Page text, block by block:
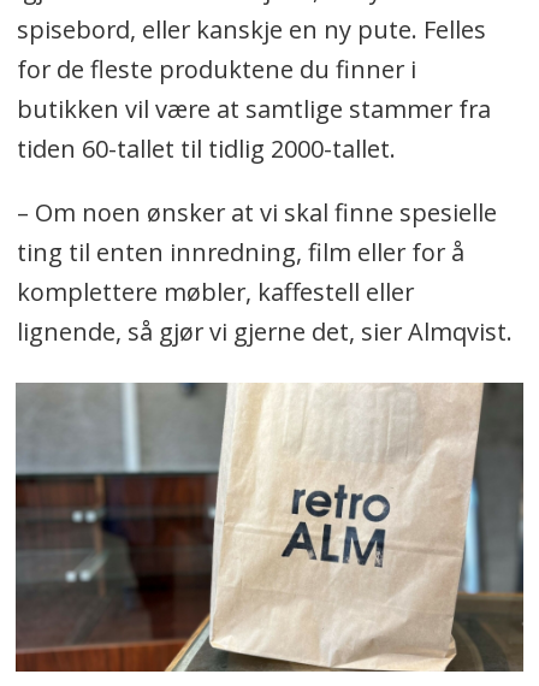
spisebord, eller kanskje en ny pute. Felles
for de fleste produktene du finner i
butikken vil være at samtlige stammer fra
tiden 60-tallet til tidlig 2000-tallet.
– Om noen ønsker at vi skal finne spesielle
ting til enten innredning, film eller for å
komplettere møbler, kaffestell eller
lignende, så gjør vi gjerne det, sier Almqvist.